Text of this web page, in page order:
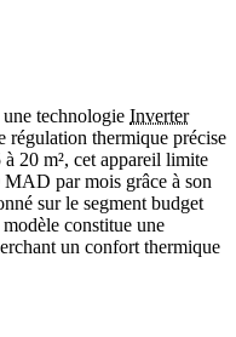
technologie Inverter
régulation thermique précise
20 m², cet appareil limite
par mois grâce à son
sur le segment budget
constitue une
un confort thermique